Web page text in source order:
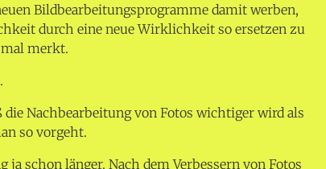
Bildbearbeitungsprogramme damit werben,
durch eine neue Wirklichkeit so ersetzen zu
merkt.
die Nachbearbeitung von Fotos wichtiger wird als
so vorgeht.
schon länger. Nach dem Verbessern von Fotos